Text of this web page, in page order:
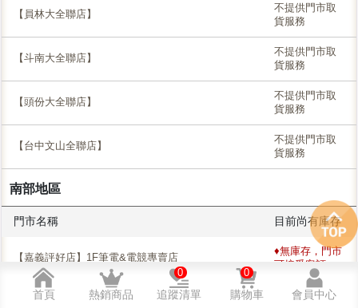
【員林大全聯店】
不提供門市取
貨服務
【斗南大全聯店】
不提供門市取
貨服務
【頭份大全聯店】
不提供門市取
貨服務
【台中文山全聯店】
不提供門市取
貨服務
南部地區
門市名稱 目前尚有庫存
【嘉義評好店】1F筆電&電競專賣店
♦無庫存，門市
可接受客訂
【高雄捷運站店】羅技專賣店
不提供門市取
首頁 熱銷商品 追蹤清單
0
購物車
0
會員中心